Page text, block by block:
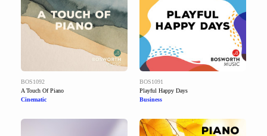
BOS1092
A Touch Of Piano
Cinematic
BOS1091
Playful Happy Days
Business